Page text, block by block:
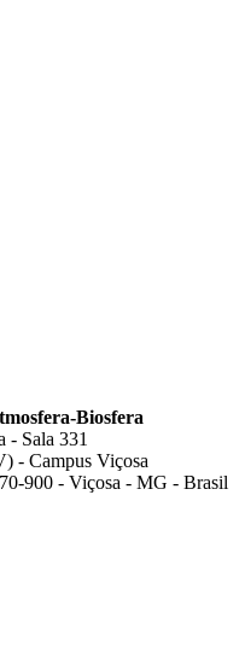
Biosfera
- Sala 331
- Campus Viçosa
900 - Viçosa - MG - Brasil